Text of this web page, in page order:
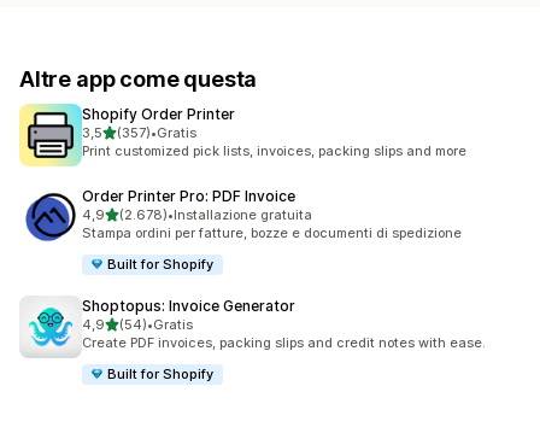
Altre app come questa
Shopify Order Printer
3,5stelle su 5
(357)
357 recensioni totali
•Gratis
Print customized pick lists, invoices, packing slips and more
Order Printer Pro: PDF Invoice
4,9stelle su 5
(2.678)
2678 recensioni totali
•Installazione gratuita
Stampa ordini per fatture, bozze e documenti di spedizione
Built for Shopify
Shoptopus: Invoice Generator
4,9stelle su 5
(54)
54 recensioni totali
•Gratis
Create PDF invoices, packing slips and credit notes with ease.
Built for Shopify